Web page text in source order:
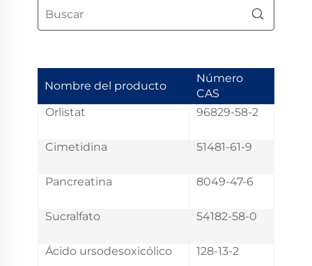
Nombre del producto
Número
CAS
Orlistat
96829-58-2
Cimetidina 51481-61-9
Pancreatina 8049-47-6
Sucralfato 54182-58-0
Ácido ursodesoxicólico 128-13-2